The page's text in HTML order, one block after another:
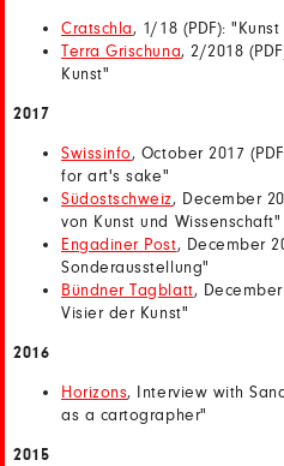
Cratschla, 1/18 (PDF):
Terra Grischuna, 2/2018
Kunst"
2017
Swissinfo, October 2017
for art's sake"
Südostschweiz, December
von Kunst und Wissenschaft"
Engadiner Post, December
Sonderausstellung"
Bündner Tagblatt,
Visier der Kunst"
2016
Horizons, Interview with
as a cartographer"
2015